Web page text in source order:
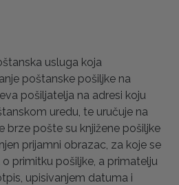
usluga koja
poštanske pošiljke na
pošiljatelja na adresi koju
uredu, te uručuje na
brze pošte su knjižene pošiljke
prijamni obrazac, za koje se
primitku pošiljke, a primatelju
upisivanjem datuma i